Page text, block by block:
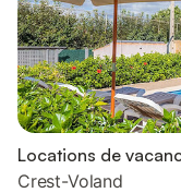
Locations de
Crest-Voland